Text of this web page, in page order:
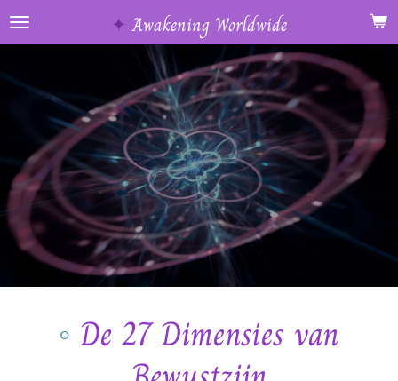
Ga
direct
de
hoofdinhoud
✦ Awakening Worldwide
◦ De 27 Dimensies van